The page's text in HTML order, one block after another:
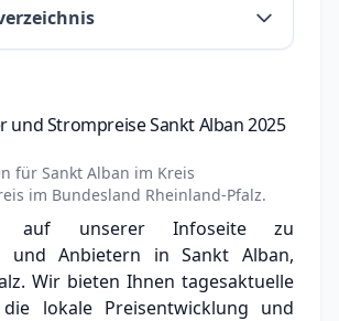
wechseln in Sankt Alban
Sankt Alban 2025
Sankt Alban
Strommarkt in Sankt Alban
und Strompreise Sankt Alban 2025
für Sankt Alban im Kreis
im Bundesland Rheinland-Pfalz.
auf unserer Infoseite zu
und Anbietern in Sankt Alban,
Wir bieten Ihnen tagesaktuelle
lokale Preisentwicklung und